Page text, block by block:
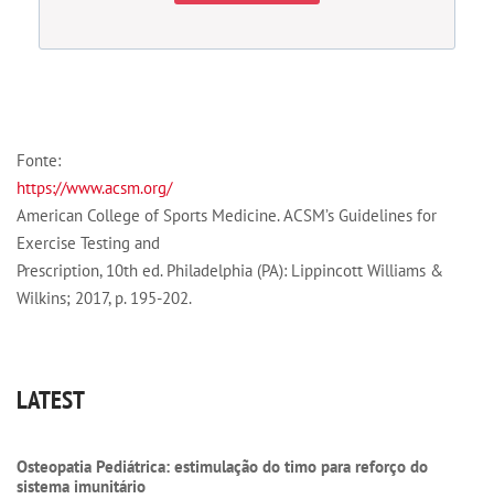
Fonte:
https://www.acsm.org/
American College of Sports Medicine. ACSM’s Guidelines for
Exercise Testing and
Prescription, 10th ed. Philadelphia (PA): Lippincott Williams &
Wilkins; 2017, p. 195-202.
LATEST
Osteopatia Pediátrica: estimulação do timo para reforço do
sistema imunitário